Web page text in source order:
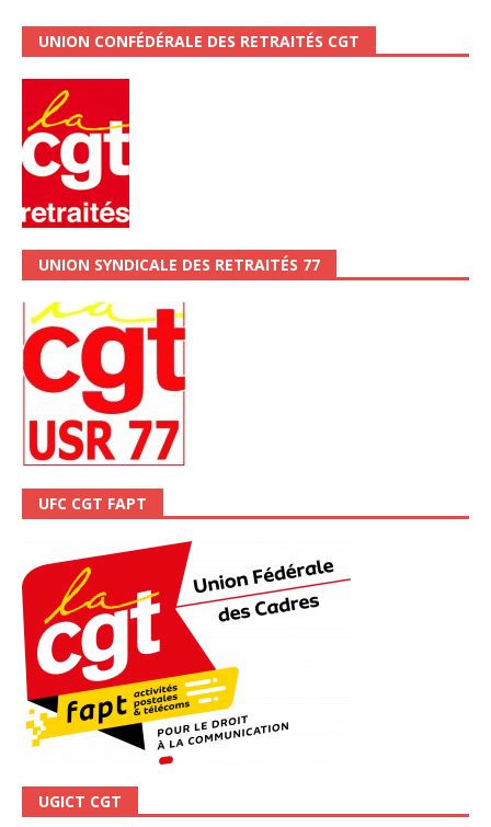
UNION CONFÉDÉRALE DES RETRAITÉS CGT
UNION SYNDICALE DES RETRAITÉS 77
UFC CGT FAPT
UGICT CGT